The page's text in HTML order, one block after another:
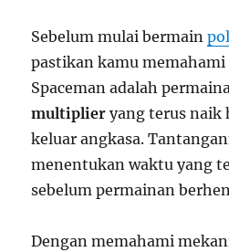
Sebelum mulai bermain
pastikan kamu memahami
Spaceman adalah
multiplier yang terus naik
keluar angkasa.
menentukan waktu yang
sebelum permainan
Dengan memahami